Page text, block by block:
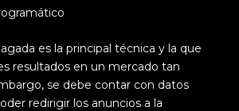
es la principal técnica y la que
resultados en un mercado tan
se debe contar con datos
redirigir los anuncios a la